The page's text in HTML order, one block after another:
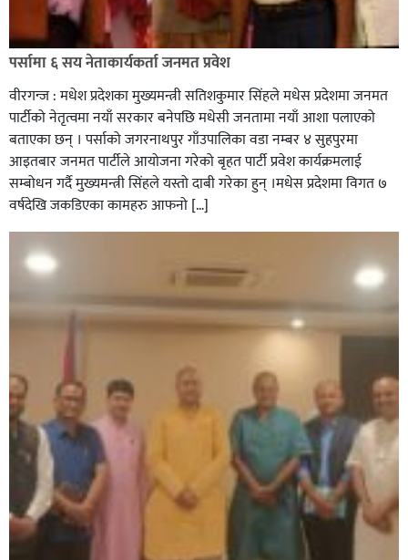
रक्तदान सेवामा जिल्लामै दोस्रो स्थान ल्याएकोमा जनमत नेताद्वय
रेडक्रस सिराहा द्वारा सम्मानित
सिराहाको औरहीमा जेन-जी भेला सम्पन्न
पर्सामा ६ सय नेताकार्यकर्ता जनमत प्रवेश
वीरगन्ज : मधेश प्रदेशका मुख्यमन्त्री सतिशकुमार सिंहले मधेस प्रदेशमा जनमत
पार्टीको नेतृत्वमा नयाँ सरकार बनेपछि मधेसी जनतामा नयाँ आशा पलाएको
बताएका छन् । पर्साको जगरनाथपुर गाँउपालिका वडा नम्बर ४ सुहपुरमा
आइतबार जनमत पार्टीले आयोजना गरेको बृहत पार्टी प्रवेश कार्यक्रमलाई
सम्बोधन गर्दै मुख्यमन्त्री सिंहले यस्तो दाबी गरेका हुन् ।मधेस प्रदेशमा विगत ७
वर्षदेखि जकडिएका कामहरु आफनो […]